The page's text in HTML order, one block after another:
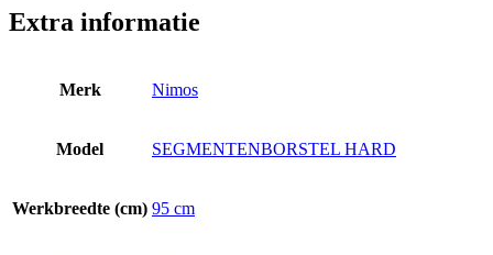
Extra informatie
Merk Nimos
Model SEGMENTENBORSTEL HARD
Werkbreedte (cm) 95 cm